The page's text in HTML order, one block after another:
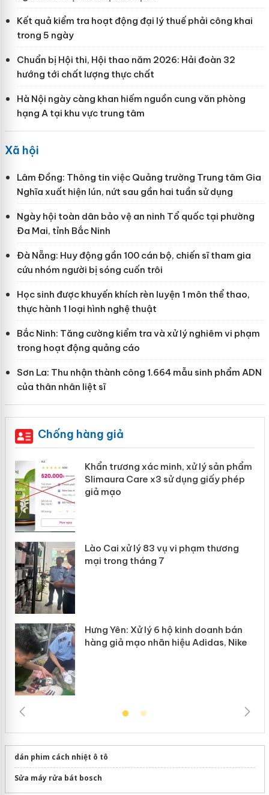
Kết quả kiểm tra hoạt động đại lý thuế phải công khai
trong 5 ngày
Chuẩn bị Hội thi, Hội thao năm 2026: Hải đoàn 32
hướng tới chất lượng thực chất
Hà Nội ngày càng khan hiếm nguồn cung văn phòng
hạng A tại khu vực trung tâm
Xã hội
Lâm Đồng: Thông tin việc Quảng trường Trung tâm Gia
Nghĩa xuất hiện lún, nứt sau gần hai tuần sử dụng
Ngày hội toàn dân bảo vệ an ninh Tổ quốc tại phường
Đa Mai, tỉnh Bắc Ninh
Đà Nẵng: Huy động gần 100 cán bộ, chiến sĩ tham gia
cứu nhóm người bị sóng cuốn trôi
Học sinh được khuyến khích rèn luyện 1 môn thể thao,
thực hành 1 loại hình nghệ thuật
Bắc Ninh: Tăng cường kiểm tra và xử lý nghiêm vi phạm
trong hoạt động quảng cáo
Sơn La: Thu nhận thành công 1.664 mẫu sinh phẩm ADN
của thân nhân liệt sĩ
Chống hàng giả
Cà Mau: Tiêu hủy công khai hàng ngàn sản
phẩm nhập lậu, bảo vệ môi trường kinh
doanh
Công an Thanh Hóa tìm bị hại trong vụ án
sản xuất, buôn bán yến sào giả
Thanh Hóa: Tìm bị hại trong vụ án buôn
bán bình sữa Moyuum giả
dán phim cách nhiệt ô tô
Sửa máy rửa bát bosch